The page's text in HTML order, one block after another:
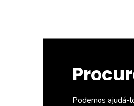
Podemos ajudá-